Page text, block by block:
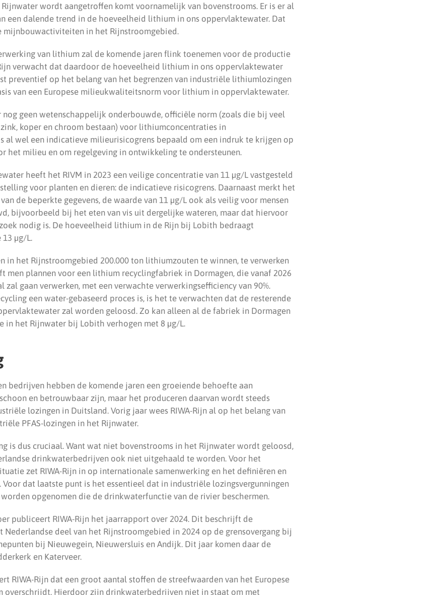
wordt aangetroffen komt voornamelijk van bovenstrooms. Er is er al
een dalende trend in de hoeveelheid lithium in ons oppervlaktewater. Dat
mijnbouwactiviteiten in het Rijnstroomgebied.
van lithium zal de komende jaren flink toenemen voor de productie
verwacht dat daardoor de hoeveelheid lithium in ons oppervlaktewater
preventief op het belang van het begrenzen van industriële lithiumlozingen
van een Europese milieukwaliteitsnorm voor lithium in oppervlaktewater.
nog geen wetenschappelijk onderbouwde, officiële norm (zoals die bij veel
koper en chroom bestaan) voor lithiumconcentraties in
al wel een indicatieve milieurisicogrens bepaald om een indruk te krijgen op
het milieu en om regelgeving in ontwikkeling te ondersteunen.
heeft het RIVM in 2023 een veilige concentratie van 11 µg/L vastgesteld
voor planten en dieren: de indicatieve risicogrens. Daarnaast merkt het
de beperkte gegevens, de waarde van 11 µg/L ook als veilig voor mensen
bijvoorbeeld bij het eten van vis uit dergelijke wateren, maar dat hiervoor
nodig is. De hoeveelheid lithium in de Rijn bij Lobith bedraagt
µg/L.
in het Rijnstroomgebied 200.000 ton lithiumzouten te winnen, te verwerken
men plannen voor een lithium recyclingfabriek in Dormagen, die vanaf 2026
zal gaan verwerken, met een verwachte verwerkingsefficiency van 90%.
een water-gebaseerd proces is, is het te verwachten dat de resterende
zal worden geloosd. Zo kan alleen al de fabriek in Dormagen
in het Rijnwater bij Lobith verhogen met 8 µg/L.
bedrijven hebben de komende jaren een groeiende behoefte aan
en betrouwbaar zijn, maar het produceren daarvan wordt steeds
lozingen in Duitsland. Vorig jaar wees RIWA-Rijn al op het belang van
PFAS-lozingen in het Rijnwater.
is dus cruciaal. Want wat niet bovenstrooms in het Rijnwater wordt geloosd,
drinkwaterbedrijven ook niet uitgehaald te worden. Voor het
zet RIWA-Rijn in op internationale samenwerking en het definiëren en
Voor dat laatste punt is het essentieel dat in industriële lozingsvergunningen
opgenomen die de drinkwaterfunctie van de rivier beschermen.
publiceert RIWA-Rijn het jaarrapport over 2024. Dit beschrijft de
deel van het Rijnstroomgebied in 2024 op de grensovergang bij
bij Nieuwegein, Nieuwersluis en Andijk. Dit jaar komen daar de
en Katerveer.
RIWA-Rijn dat een groot aantal stoffen de streefwaarden van het Europese
overschrijdt. Hierdoor zijn drinkwaterbedrijven niet in staat om met